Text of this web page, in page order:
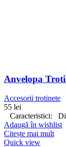
Anvelopa
Accesorii trotinete
55 lei
Caracteristici:
Adaugă în wishlist
Citește mai mult
Quick view